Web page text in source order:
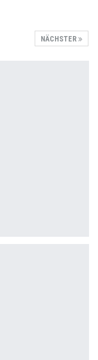
NÄCHSTER